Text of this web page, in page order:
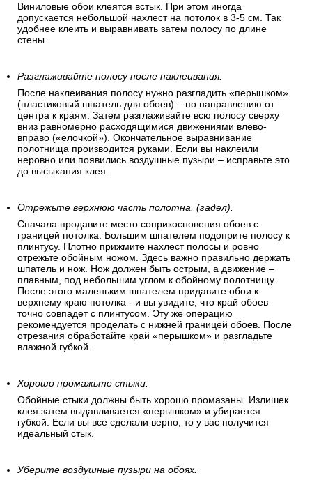
Виниловые обои клеятся встык. При этом иногда
допускается небольшой нахлест на потолок в 3-5 см. Так
удобнее клеить и выравнивать затем полосу по длине
стены.
Разглаживайте полосу после наклеивания.
После наклеивания полосу нужно разгладить «перышком»
(пластиковый шпатель для обоев) – по направлению от
центра к краям. Затем разглаживайте всю полосу сверху
вниз равномерно расходящимися движениями влево-
вправо («елочкой»). Окончательное выравнивание
полотнища производится руками. Если вы наклеили
неровно или появились воздушные пузыри – исправьте это
до высыхания клея.
Отрежьте верхнюю часть полотна. (задел).
Сначала продавите место соприкосновения обоев с
границей потолка. Большим шпателем подоприте полосу к
плинтусу. Плотно прижмите нахлест полосы и ровно
отрежьте обойным ножом. Здесь важно правильно держать
шпатель и нож. Нож должен быть острым, а движение –
плавным, под небольшим углом к обойному полотнищу.
После этого маленьким шпателем придавите обои к
верхнему краю потолка - и вы увидите, что край обоев
точно совпадет с плинтусом. Эту же операцию
рекомендуется проделать с нижней границей обоев. После
отрезания обработайте край «перышком» и разгладьте
влажной губкой.
Хорошо промажьте стыки.
Обойные стыки должны быть хорошо промазаны. Излишек
клея затем выдавливается «перышком» и убирается
губкой. Если вы все сделали верно, то у вас получится
идеальный стык.
Уберите воздушные пузыри на обоях.